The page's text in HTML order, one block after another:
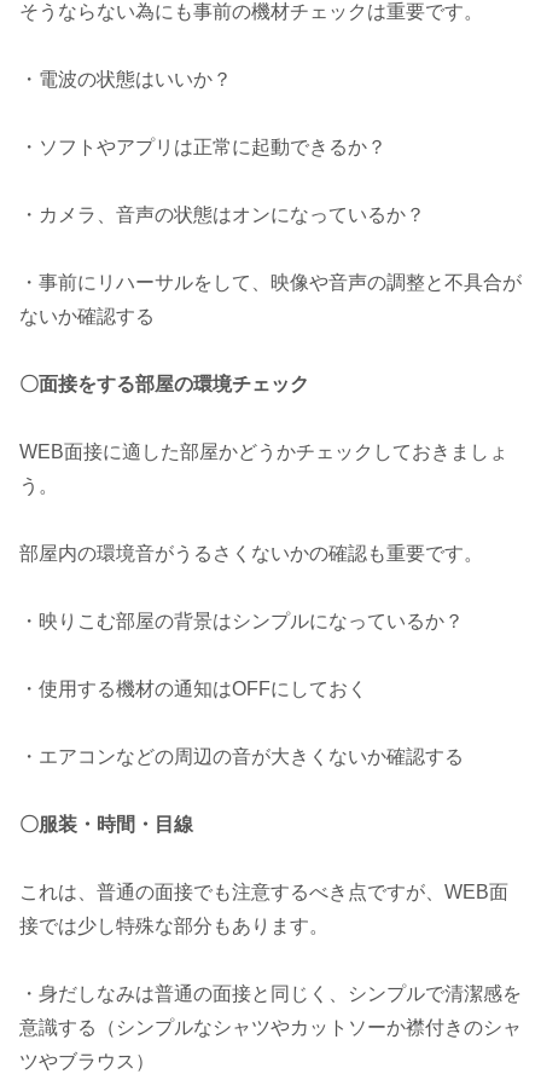
そうならない為にも事前の機材チェックは重要です。
・電波の状態はいいか？
・ソフトやアプリは正常に起動できるか？
・カメラ、音声の状態はオンになっているか？
・事前にリハーサルをして、映像や音声の調整と不具合が
ないか確認する
〇面接をする部屋の環境チェック
WEB面接に適した部屋かどうかチェックしておきましょ
う。
部屋内の環境音がうるさくないかの確認も重要です。
・映りこむ部屋の背景はシンプルになっているか？
・使用する機材の通知はOFFにしておく
・エアコンなどの周辺の音が大きくないか確認する
〇服装・時間・目線
これは、普通の面接でも注意するべき点ですが、WEB面
接では少し特殊な部分もあります。
・身だしなみは普通の面接と同じく、シンプルで清潔感を
意識する（シンプルなシャツやカットソーか襟付きのシャ
ツやブラウス）